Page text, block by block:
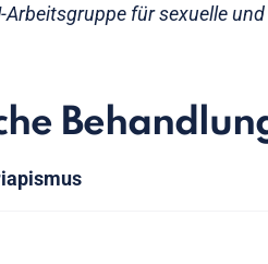
Arbeitsgruppe für sexuelle